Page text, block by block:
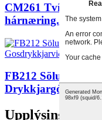
CM261 Tvíhliða
hárnæring...
FB212 Sölustaður
Drykkjargólfefni
Upplýsingar